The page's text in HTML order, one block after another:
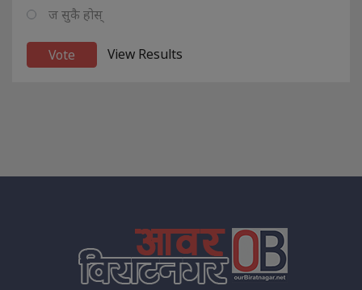
ज सुकै होस्
View Results